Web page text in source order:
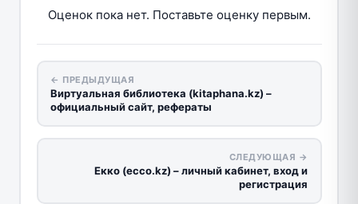
Оценок пока нет. Поставьте оценку первым.
← ПРЕДЫДУЩАЯ
Виртуальная библиотека (kitaphana.kz) –
официальный сайт, рефераты
СЛЕДУЮЩАЯ →
Екко (ecco.kz) – личный кабинет, вход и
регистрация